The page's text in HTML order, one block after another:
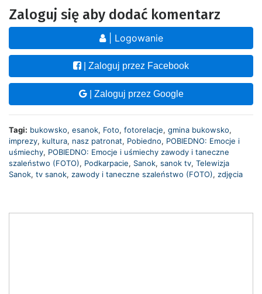
Zaloguj się aby dodać komentarz
| Logowanie
| Zaloguj przez Facebook
| Zaloguj przez Google
Tagi: bukowsko, esanok, Foto, fotorelacje, gmina bukowsko,
imprezy, kultura, nasz patronat, Pobiedno, POBIEDNO: Emocje i
uśmiechy, POBIEDNO: Emocje i uśmiechy zawody i taneczne
szaleństwo (FOTO), Podkarpacie, Sanok, sanok tv, Telewizja
Sanok, tv sanok, zawody i taneczne szaleństwo (FOTO), zdjęcia